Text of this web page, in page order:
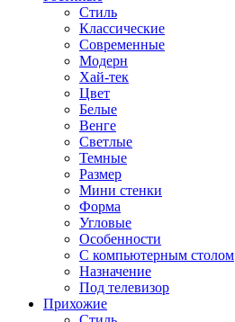
Стиль
Классические
Современные
Модерн
Хай-тек
Цвет
Белые
Венге
Светлые
Темные
Размер
Мини стенки
Форма
Угловые
Особенности
С компьютерным столом
Назначение
Под телевизор
Прихожие